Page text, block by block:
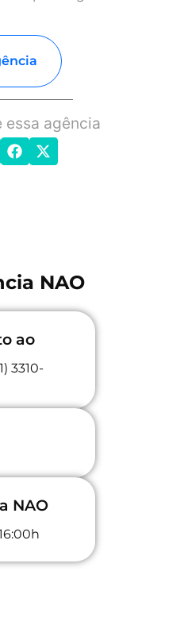
essa agência
NAO
ao
3310-
NAO